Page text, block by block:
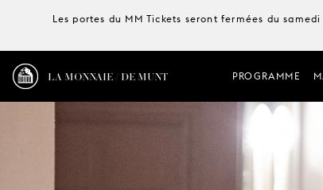
Les portes du MM Tickets seront fermées du
LA MONNAIE / DE MUNT PROGRAMME